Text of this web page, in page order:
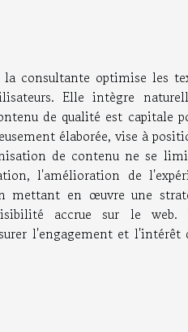
consultante optimise les
Elle intègre
de qualité est capitale
élaborée, vise à
de contenu ne se
l'amélioration de
mettant en œuvre une
accrue sur le web.
l'engagement et l'intérêt